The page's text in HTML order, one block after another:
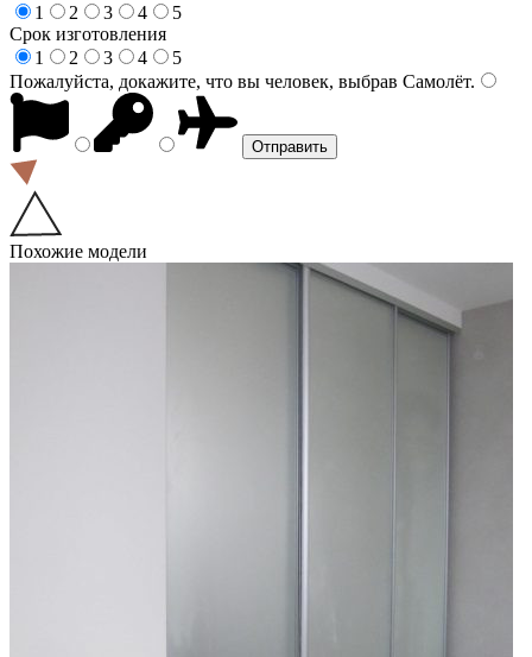
1
2 3 4
5
Срок изготовления
1
2 3 4
5
Пожалуйста, докажите, что вы человек, выбрав Самолёт.
Похожие модели